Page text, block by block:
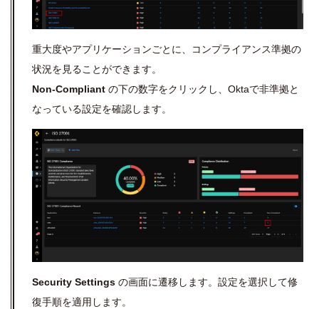
重大度やアプリケーションごとに、コンプライアンス準拠の
状況を見ることができます。
Non-Compliant の下の数字をクリックし、Oktaで非準拠と
なっている設定を確認します。
Security Settings の画面に遷移します。設定を選択して修
復手順を適用します。